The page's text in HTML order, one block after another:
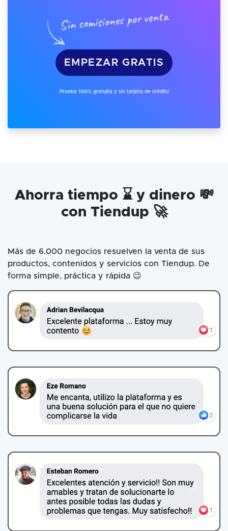
Sin comisiones por venta
EMPEZAR GRATIS
Prueba 100% gratuita y sin tarjeta de crédito
Ahorra tiempo ⌛ y dinero 💸
con Tiendup 🚀
Más de 6.000 negocios resuelven la venta de sus
productos, contenidos y servicios con Tiendup. De
forma simple, práctica y rápida 😉